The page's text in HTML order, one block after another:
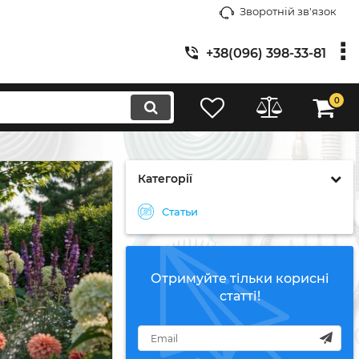
Зворотній зв'язок
+38(096) 398-33-81
0
Категорії
Статьи
Отримуйте тільки корисні
статті!